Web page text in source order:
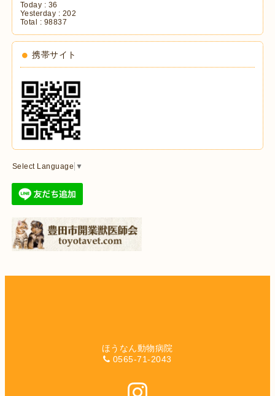
Today : 36
Yesterday : 202
Total : 98837
携帯サイト
Select Language ▼
ほうなん動物病院
0565-71-2043